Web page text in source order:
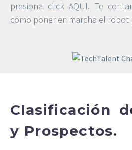
presiona click AQUI. Te
cómo poner en marcha el robot
Clasificación
y Prospectos.